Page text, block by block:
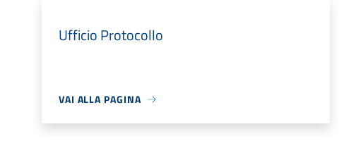
Ufficio Protocollo
VAI ALLA PAGINA